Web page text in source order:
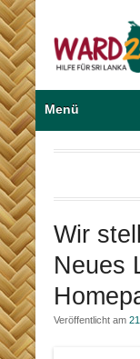
Zum
Inhalt
wechseln
Ward
Primäres
Menü
Menü
Wir
Neues
Veröffentlicht am